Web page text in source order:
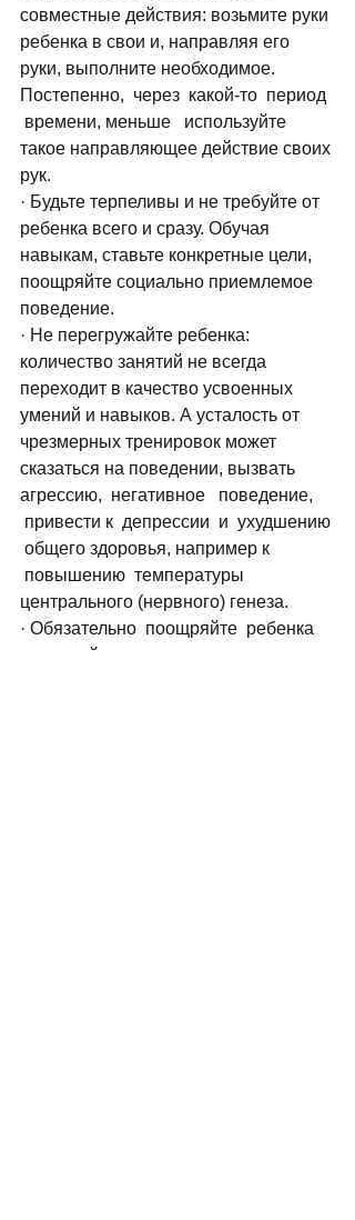
совместные действия: возьмите руки
ребенка в свои и, направляя его
руки, выполните необходимое.
Постепенно,  через  какой-то  период
времени, меньше   используйте
такое направляющее действие своих
рук.
· Будьте терпеливы и не требуйте от
ребенка всего и сразу. Обучая
навыкам, ставьте конкретные цели,
поощряйте социально приемлемое
поведение.
· Не перегружайте ребенка:
количество занятий не всегда
переходит в качество усвоенных
умений и навыков. А усталость от
чрезмерных тренировок может
сказаться на поведении, вызвать
агрессию,  негативное   поведение,
привести к  депрессии  и  ухудшению
общего здоровья, например к
повышению  температуры
центрального (нервного) генеза.
· Обязательно  поощряйте  ребенка
за малейшие  достижения.